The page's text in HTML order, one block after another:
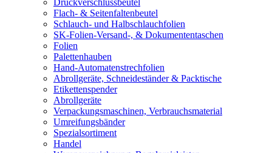
Druckverschlussbeutel
Flach- & Seitenfaltenbeutel
Schlauch- und Halbschlauchfolien
SK-Folien-Versand-, & Dokumententaschen
Folien
Palettenhauben
Hand-Automatenstrechfolien
Abrollgeräte, Schneideständer & Packtische
Etikettenspender
Abrollgeräte
Verpackungsmaschinen, Verbrauchsmaterial
Umreifungsbänder
Spezialsortiment
Handel